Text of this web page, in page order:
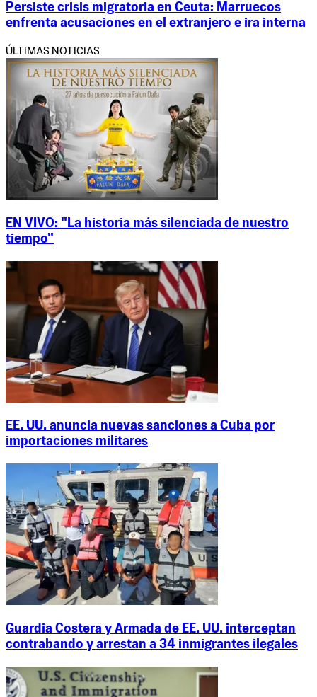
Persiste crisis migratoria en Ceuta: Marruecos
enfrenta acusaciones en el extranjero e ira interna
ÚLTIMAS NOTICIAS
EN VIVO: "La historia más silenciada de nuestro
tiempo"
EE. UU. anuncia nuevas sanciones a Cuba por
importaciones militares
Guardia Costera y Armada de EE. UU. interceptan
contrabando y arrestan a 34 inmigrantes ilegales